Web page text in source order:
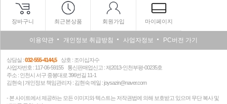
장바구니 최근본상품 회원가입 마이페이지
이용약관 개인정보 취급방침 사업자정보 PC버전 가기
상담실 :032-555-4144,5상호 : 조이십자수
사업자번호 : 117-06-59155 통신판매업신고 : 제2013-인천부평-00235호
주소 : 인천시 서구 중봉대로 396번길 11-1
김현숙 | 개인정보 책임관리자 : 김현숙 메일 : joysazin@naver.com
- 본 사이트에서 제공하는 모든 이미지와 텍스트는 저작권법에 의해 보호받고 있으며 무단 복사 및